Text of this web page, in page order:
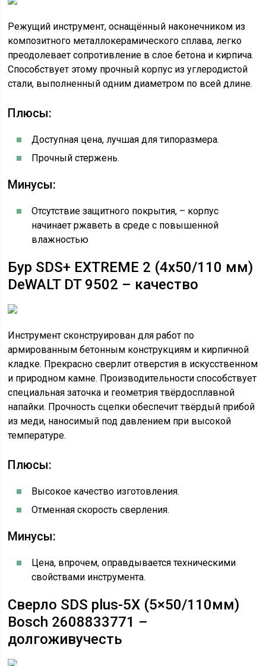
Режущий инструмент, оснащённый наконечником из
композитного металлокерамического сплава, легко
преодолевает сопротивление в слое бетона и кирпича.
Способствует этому прочный корпус из углеродистой
стали, выполненный одним диаметром по всей длине.
Плюсы:
Доступная цена, лучшая для типоразмера.
Прочный стержень.
Минусы:
Отсутствие защитного покрытия, – корпус
начинает ржаветь в среде с повышенной
влажностью
Бур SDS+ EXTREME 2 (4х50/110 мм)
DeWALT DT 9502 – качество
Инструмент сконструирован для работ по
армированным бетонным конструкциям и кирпичной
кладке. Прекрасно сверлит отверстия в искусственном
и природном камне. Производительности способствует
специальная заточка и геометрия твёрдосплавной
напайки. Прочность сцепки обеспечит твёрдый прибой
из меди, наносимый под давлением при высокой
температуре.
Плюсы:
Высокое качество изготовления.
Отменная скорость сверления.
Минусы:
Цена, впрочем, оправдывается техническими
свойствами инструмента.
Сверло SDS plus-5X (5×50/110мм)
Bosch 2608833771 –
долгоживучесть